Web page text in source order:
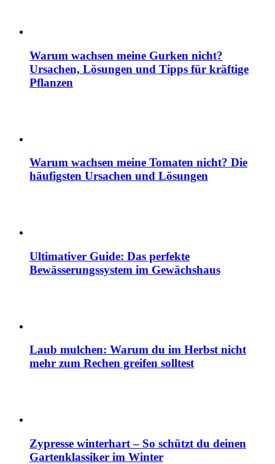
Warum wachsen meine Gurken nicht?
Ursachen, Lösungen und Tipps für kräftige
Pflanzen
Warum wachsen meine Tomaten nicht? Die
häufigsten Ursachen und Lösungen
Ultimativer Guide: Das perfekte
Bewässerungssystem im Gewächshaus
Laub mulchen: Warum du im Herbst nicht
mehr zum Rechen greifen solltest
Zypresse winterhart – So schützt du deinen
Gartenklassiker im Winter